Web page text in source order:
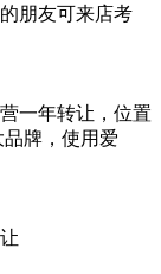
朋友可来店考
一年转让，位置
牌，使用爱